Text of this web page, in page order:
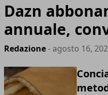
Dazn
annuale,
Redazione- agosto 16,